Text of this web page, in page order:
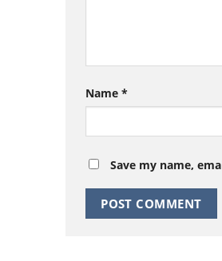
Name *
Save my name,